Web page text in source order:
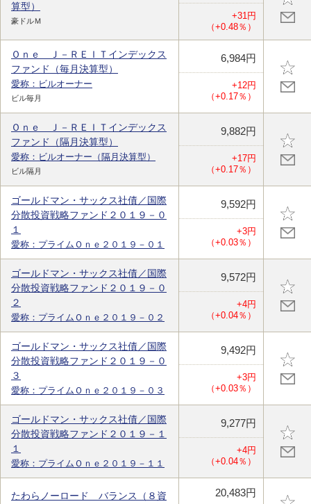
算型）
豪ドルＭ
+31円
（+0.48％）
Ｏｎｅ Ｊ－ＲＥＩＴインデックス
ファンド（毎月決算型）
愛称：ビルオーナー
ビル毎月
6,984円
+12円
（+0.17％）
Ｏｎｅ Ｊ－ＲＥＩＴインデックス
ファンド（隔月決算型）
愛称：ビルオーナー（隔月決算型）
ビル隔月
9,882円
+17円
（+0.17％）
ゴールドマン・サックス社債／国際
分散投資戦略ファンド２０１９－０
１
愛称：プライムＯｎｅ２０１９－０１
9,592円
+3円
（+0.03％）
ゴールドマン・サックス社債／国際
分散投資戦略ファンド２０１９－０
２
愛称：プライムＯｎｅ２０１９－０２
9,572円
+4円
（+0.04％）
ゴールドマン・サックス社債／国際
分散投資戦略ファンド２０１９－０
３
愛称：プライムＯｎｅ２０１９－０３
9,492円
+3円
（+0.03％）
ゴールドマン・サックス社債／国際
分散投資戦略ファンド２０１９－１
１
愛称：プライムＯｎｅ２０１９－１１
9,277円
+4円
（+0.04％）
たわらノーロード バランス（８資
20,483円